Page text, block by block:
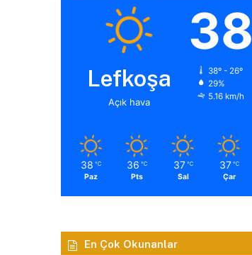
Lefkoşa
Açık hava
38
38º - 26º
29%
5.16 km/h
38 ℃
Paz
36 ℃
Pts
37 ℃
Sal
37 ℃
Çar
En Çok Okunanlar